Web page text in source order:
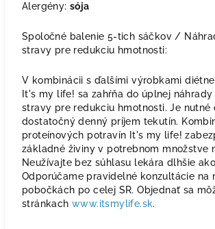
Alergény: sója
Spoločné balenie 5-tich sáčkov /
stravy pre redukciu hmotnosti:
V kombinácii s ďalšími výrobkami
It's my life! sa zahŕňa do úplnej
stravy pre redukciu hmotnosti. Je nutné
dostatočný denný príjem tekutín.
proteínových potravín It's my life!
základné živiny v potrebnom množstve
Neužívajte bez súhlasu lekára dlhšie
Odporúčame pravidelné konzultácie na
pobočkách po celej SR. Objednať sa
stránkachwww.itsmylife.sk.